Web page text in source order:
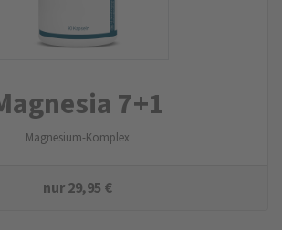
7+1
Magnesium-Komplex
nur29,95 €